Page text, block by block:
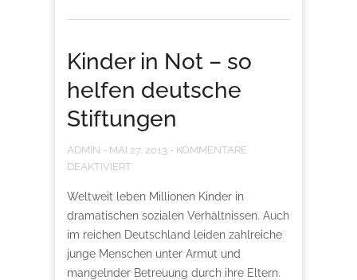
Kinder in Not – so
helfen deutsche
Stiftungen
ADMIN - MAI 27, 2013 - KOMMENTARE
DEAKTIVIERT
Weltweit leben Millionen Kinder in
dramatischen sozialen Verhältnissen. Auch
im reichen Deutschland leiden zahlreiche
junge Menschen unter Armut und
mangelnder Betreuung durch ihre Eltern.